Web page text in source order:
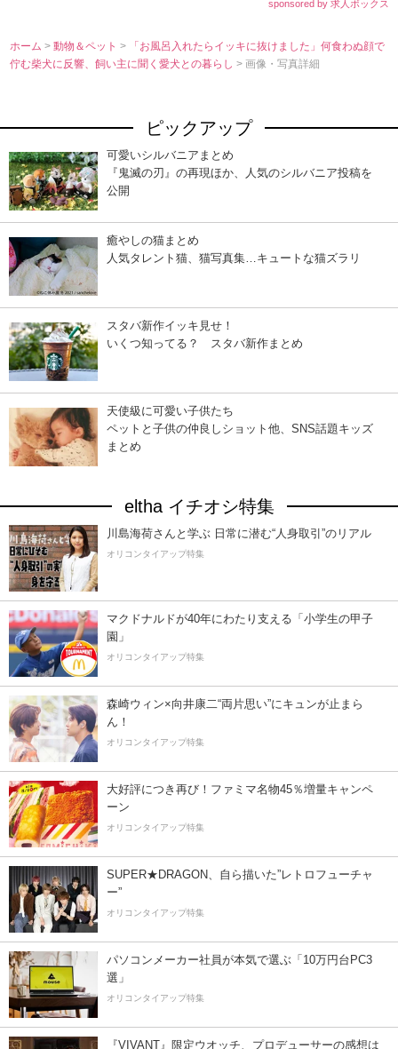
sponsored by 求人ボックス
ホーム >動物＆ペット>
「お風呂入れたらイッキに抜けました」何食わぬ顔で
佇む柴犬に反響、飼い主に聞く愛犬との暮らし> 画像・写真詳細
ピックアップ
可愛いシルバニアまとめ
『鬼滅の刃』の再現ほか、人気のシルバニア投稿を
公開
癒やしの猫まとめ
人気タレント猫、猫写真集…キュートな猫ズラリ
スタバ新作イッキ見せ！
いくつ知ってる？ スタバ新作まとめ
天使級に可愛い子供たち
ペットと子供の仲良しショット他、SNS話題キッズ
まとめ
eltha イチオシ特集
川島海荷さんと学ぶ 日常に潜む“人身取引”のリアル
オリコンタイアップ特集
マクドナルドが40年にわたり支える「小学生の甲子
園」
オリコンタイアップ特集
森崎ウィン×向井康二“両片思い”にキュンが止まら
ん！
オリコンタイアップ特集
大好評につき再び！ファミマ名物45％増量キャンペ
ーン
オリコンタイアップ特集
SUPER★DRAGON、自ら描いた”レトロフューチャ
ー”
オリコンタイアップ特集
パソコンメーカー社員が本気で選ぶ「10万円台PC3
選」
オリコンタイアップ特集
『VIVANT』限定ウオッチ、プロデューサーの感想は